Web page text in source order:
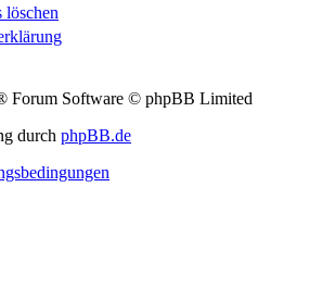
Forum Software © phpBB Limited
durch phpBB.de